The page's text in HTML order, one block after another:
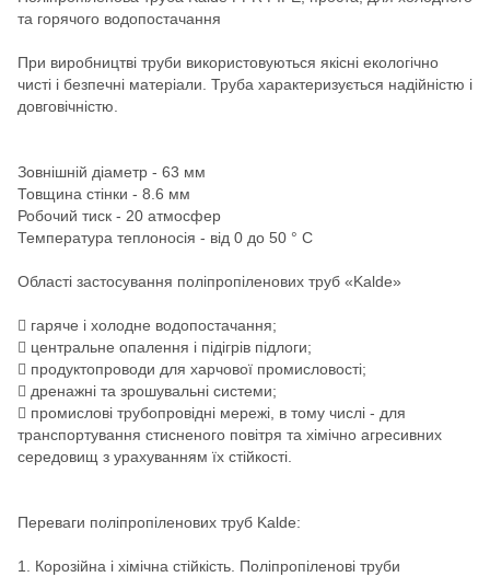
та горячого водопостачання
При виробництві труби використовуються якісні екологічно
чисті і безпечні матеріали. Труба характеризується надійністю і
довговічністю.
Зовнішній діаметр - 63 мм
Товщина стінки - 8.6 мм
Робочий тиск - 20 атмосфер
Температура теплоносія - від 0 до 50 ° C
Області застосування поліпропіленових труб «Kalde»
 гаряче і холодне водопостачання;
 центральне опалення і підігрів підлоги;
 продуктопроводи для харчової промисловості;
 дренажні та зрошувальні системи;
 промислові трубопровідні мережі, в тому числі - для
транспортування стисненого повітря та хімічно агресивних
середовищ з урахуванням їх стійкості.
Переваги поліпропіленових труб Kalde:
1. Корозійна і хімічна стійкість. Поліпропіленові труби